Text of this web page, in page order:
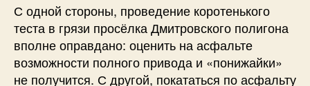
С одной стороны, проведение коротенького
теста в грязи просёлка Дмитровского полигона
вполне оправдано: оценить на асфальте
возможности полного привода и «понижайки»
не получится. С другой, покататься по асфальту